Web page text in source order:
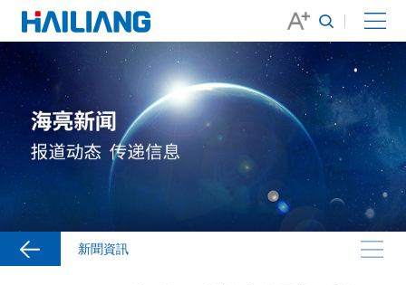
新聞資訊